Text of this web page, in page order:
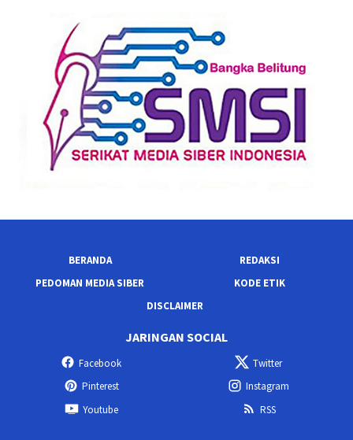
BERANDA
REDAKSI
PEDOMAN MEDIA SIBER
KODE ETIK
DISCLAIMER
JARINGAN SOCIAL
Facebook
Twitter
Pinterest
Instagram
Youtube
RSS